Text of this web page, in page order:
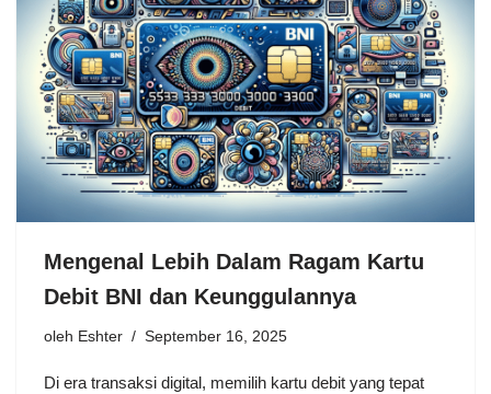
Mengenal Lebih Dalam Ragam Kartu
Debit BNI dan Keunggulannya
oleh Eshter September 16, 2025
Di era transaksi digital, memilih kartu debit yang tepat